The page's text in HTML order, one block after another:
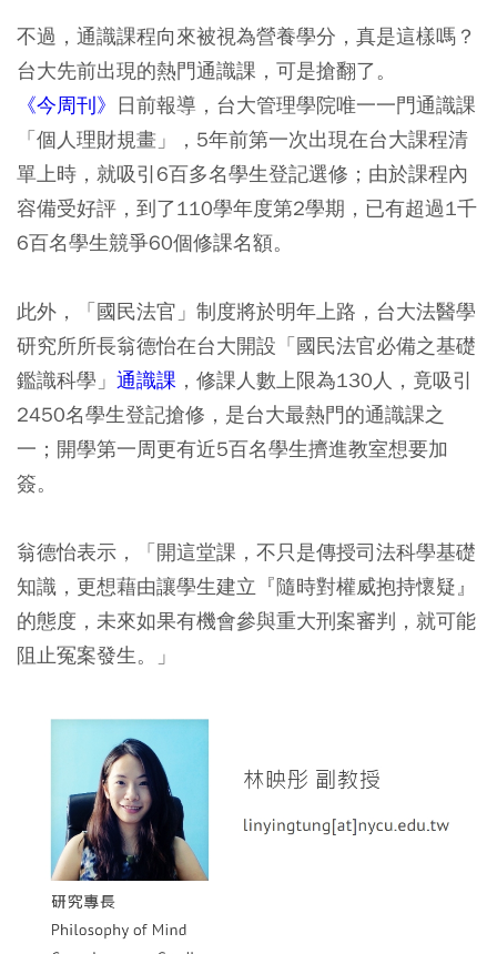
不過，通識課程向來被視為營養學分，真是這樣嗎？
台大先前出現的熱門通識課，可是搶翻了。
《今周刊》 日前報導，台大管理學院唯一一門通識課
「個人理財規畫」，5年前第一次出現在台大課程清
單上時，就吸引6百多名學生登記選修；由於課程內
容備受好評，到了110學年度第2學期，已有超過1千
6百名學生競爭60個修課名額。
此外，「國民法官」制度將於明年上路，台大法醫學
研究所所長翁德怡在台大開設「國民法官必備之基礎
鑑識科學」 通識課 ，修課人數上限為130人，竟吸引
2450名學生登記搶修，是台大最熱門的通識課之
一；開學第一周更有近5百名學生擠進教室想要加
簽。
翁德怡表示，「開這堂課，不只是傳授司法科學基礎
知識，更想藉由讓學生建立『隨時對權威抱持懷疑』
的態度，未來如果有機會參與重大刑案審判，就可能
阻止冤案發生。」